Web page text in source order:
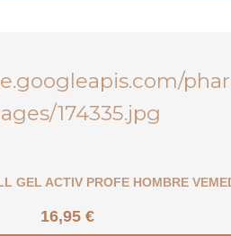
GEL ACTIV PROFE HOMBRE
16,95 €